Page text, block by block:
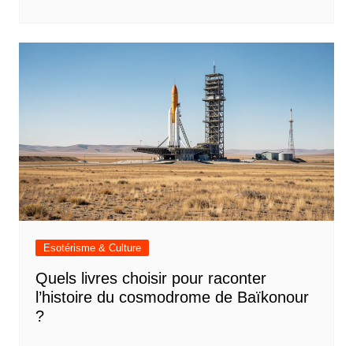
Esotérisme & Culture
Quels livres choisir pour raconter
l’histoire du cosmodrome de Baïkonour
?